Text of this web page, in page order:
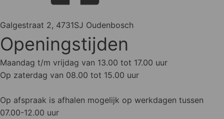
Galgestraat 2, 4731SJ Oudenbosch
Openingstijden
Maandag t/m vrijdag van 13.00 tot 17.00 uur
Op zaterdag van 08.00 tot 15.00 uur
Op afspraak is afhalen mogelijk op werkdagen tussen
07.00-12.00 uur